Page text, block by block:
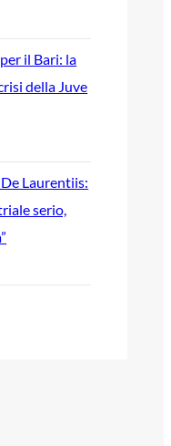
il Bari: la
della Juve
Laurentiis:
serio,